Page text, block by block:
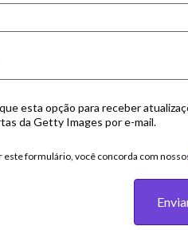
esta opção para receber
da Getty Images por e-mail.
este formulário, você concorda com